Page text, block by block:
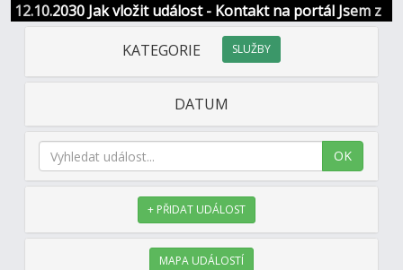
12.10.2030 Jak vložit událost - Kontakt na portál Jsem z
Jihlavy
KATEGORIE SLUŽBY
DATUM
OK
+ PŘIDAT UDÁLOST
MAPA UDÁLOSTÍ